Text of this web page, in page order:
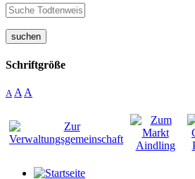
suchen
Schriftgröße
A A A